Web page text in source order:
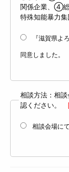
関係企業、④
特殊知能暴力
『滋賀県よ
同意しました。
相談方法：相
認ください。
[
相談会場に